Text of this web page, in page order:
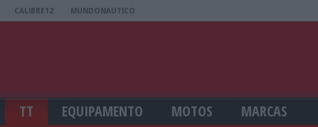
CALIBRE12 MUNDONAUTICO
TT EQUIPAMENTO MOTOS MARCAS